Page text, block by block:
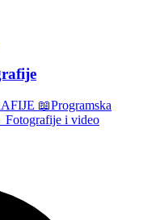
📖Programska
Fotografije i video